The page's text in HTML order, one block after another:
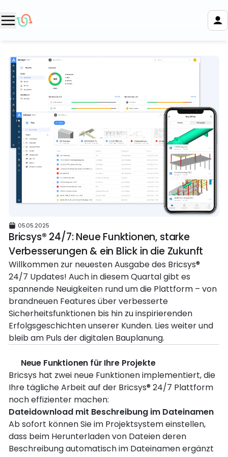
05.05.2025
Bricsys® 24/7: Neue Funktionen, starke
Verbesserungen & ein Blick in die Zukunft
Willkommen zur neuesten Ausgabe des Bricsys®
24/7 Updates! Auch in diesem Quartal gibt es
spannende Neuigkeiten rund um die Plattform – von
brandneuen Features über verbesserte
Sicherheitsfunktionen bis hin zu inspirierenden
Erfolgsgeschichten unserer Kunden. Lies weiter und
bleib am Puls der digitalen Bauplanung.
🚀 Neue Funktionen für Ihre Projekte
Bricsys hat zwei neue Funktionen implementiert, die
Ihre tägliche Arbeit auf der Bricsys® 24/7 Plattform
noch effizienter machen:
Dateidownload mit Beschreibung im Dateinamen
Ab sofort können Sie im Projektsystem einstellen,
dass beim Herunterladen von Dateien deren
Beschreibung automatisch im Dateinamen ergänzt